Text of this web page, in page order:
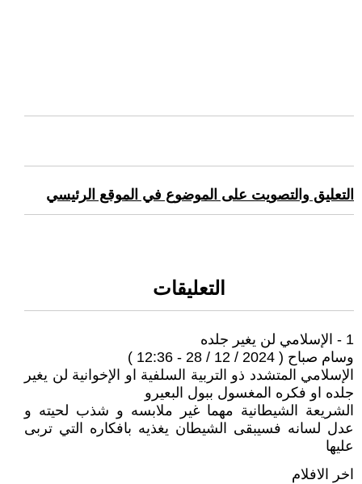
التعليق والتصويت على الموضوع في الموقع الرئيسي
التعليقات
1 - الإسلامي لن يغير جلده
وسام صباح ( 2024 / 12 / 28 - 12:36 )
الإسلامي المتشدد ذو التربية السلفية او الإخوانية لن يغير
جلده او فكره المغسول ببول البعيرو
الشريعة الشيطانية مهما غير ملابسه و شذب لحيته و
عدل لسانه فسيبقى الشيطان يغذيه بافكاره التي تربى
عليها
اخر الافلام